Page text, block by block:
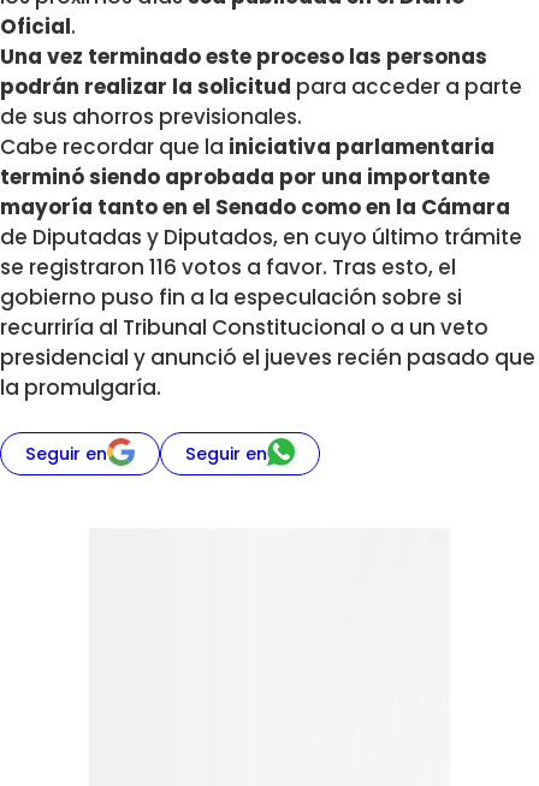
Oficial.
Una vez terminado este proceso las personas
podrán realizar la solicitud para acceder a parte
de sus ahorros previsionales.
Cabe recordar que la iniciativa parlamentaria
terminó siendo aprobada por una importante
mayoría tanto en el Senado como en la Cámara
de Diputadas y Diputados, en cuyo último trámite
se registraron 116 votos a favor. Tras esto, el
gobierno puso fin a la especulación sobre si
recurriría al Tribunal Constitucional o a un veto
presidencial y anunció el jueves recién pasado que
la promulgaría.
Seguir en Seguir en